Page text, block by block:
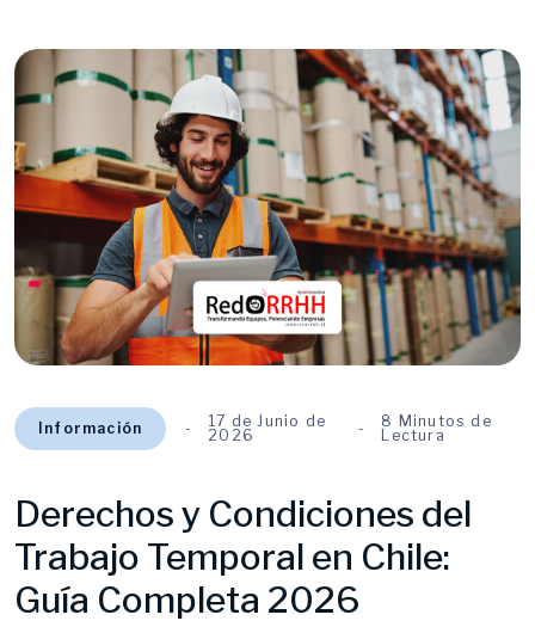
Información
17 de Junio de
2026
8 Minutos de
Lectura
Derechos y Condiciones del
Trabajo Temporal en Chile:
Guía Completa 2026